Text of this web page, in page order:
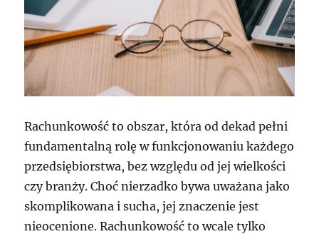
Rachunkowość to obszar, która od dekad pełni
fundamentalną rolę w funkcjonowaniu każdego
przedsiębiorstwa, bez względu od jej wielkości
czy branży. Choć nierzadko bywa uważana jako
skomplikowana i sucha, jej znaczenie jest
nieocenione. Rachunkowość to wcale tylko